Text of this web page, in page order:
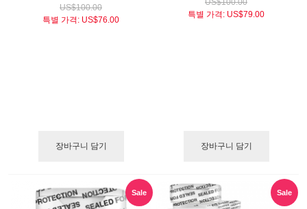
US$100.00
특별 가격: US$76.00
장바구니 담기
US$100.00
특별 가격: US$79.00
장바구니 담기
Sale Sale